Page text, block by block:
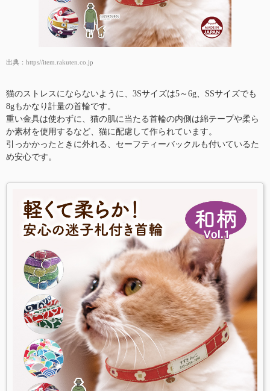
出典： https//item.rakuten.co.jp
猫のストレスにならないように、3Sサイズは5～6g、SSサイズでも
8gもかなり計量の首輪です。
重い金具は使わずに、猫の肌に当たる首輪の内側は綿テープや柔ら
か素材を使用するなど、猫に配慮して作られています。
引っかかったときに外れる、セーフティーバックルも付いているた
め安心です。